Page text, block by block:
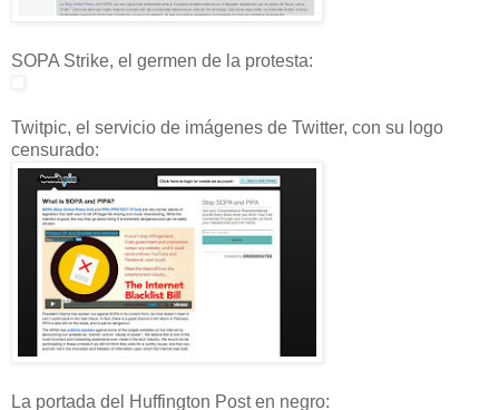
SOPA Strike, el germen de la protesta:
Twitpic, el servicio de imágenes de Twitter, con su logo
censurado:
La portada del Huffington Post en negro: